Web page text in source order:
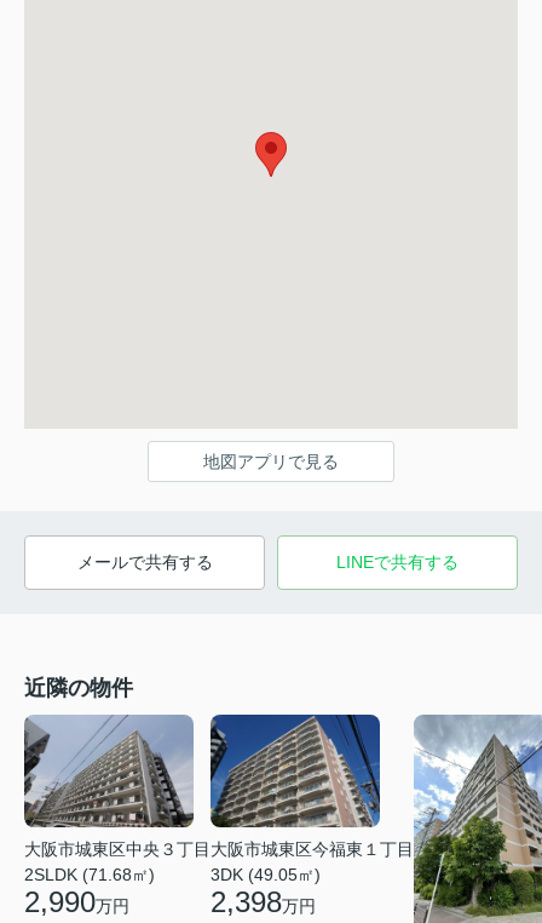
地図アプリで見る
メールで共有する LINEで共有する
近隣の物件
大阪市城東区中央３丁目
2SLDK (71.68㎡)
2,990万円
大阪市城東区今福東１丁目
3DK (49.05㎡)
2,398万円